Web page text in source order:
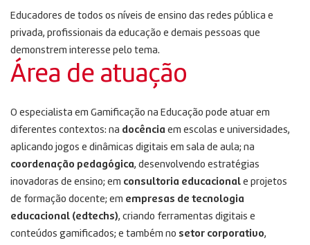
Educadores de todos os níveis de ensino das redes pública e
privada, profissionais da educação e demais pessoas que
demonstrem interesse pelo tema.
Área de atuação
O especialista em Gamificação na Educação pode atuar em
diferentes contextos: na docência em escolas e universidades,
aplicando jogos e dinâmicas digitais em sala de aula; na
coordenação pedagógica, desenvolvendo estratégias
inovadoras de ensino; em consultoria educacional e projetos
de formação docente; em empresas de tecnologia
educacional (edtechs), criando ferramentas digitais e
conteúdos gamificados; e também no setor corporativo,